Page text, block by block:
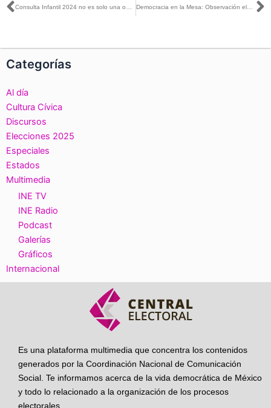
Ant Democracia en la Mesa: Observación electoral del Voto en Prisión Preventiva en el Proceso Electoral Federal 2024
Categorías
Al día
Cultura Cívica
Discursos
Elecciones 2025
Especiales
Estados
Multimedia
INE TV
INE Radio
Podcast
Galerías
Gráficos
Internacional
Es una plataforma multimedia que concentra los contenidos
generados por la Coordinación Nacional de Comunicación
Social. Te informamos acerca de la vida democrática de México
y todo lo relacionado a la organización de los procesos
electorales